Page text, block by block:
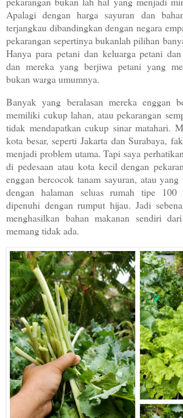
Apalagi dengan harga sayuran dan
terjangkau dibandingkan dengan negara
pekarangan sepertinya bukanlah pilihan
Hanya para petani dan keluarga petani
dan mereka yang berjiwa petani yang
bukan warga umumnya.
Banyak yang beralasan mereka enggan
memiliki cukup lahan, atau pekarangan
tidak mendapatkan cukup sinar matahari.
kota besar, seperti Jakarta dan Surabaya,
menjadi problem utama. Tapi saya
di pedesaan atau kota kecil dengan
enggan bercocok tanam sayuran, atau
dengan halaman seluas rumah tipe 100
dipenuhi dengan rumput hijau. Jadi
menghasilkan bahan makanan sendiri
memang tidak ada.